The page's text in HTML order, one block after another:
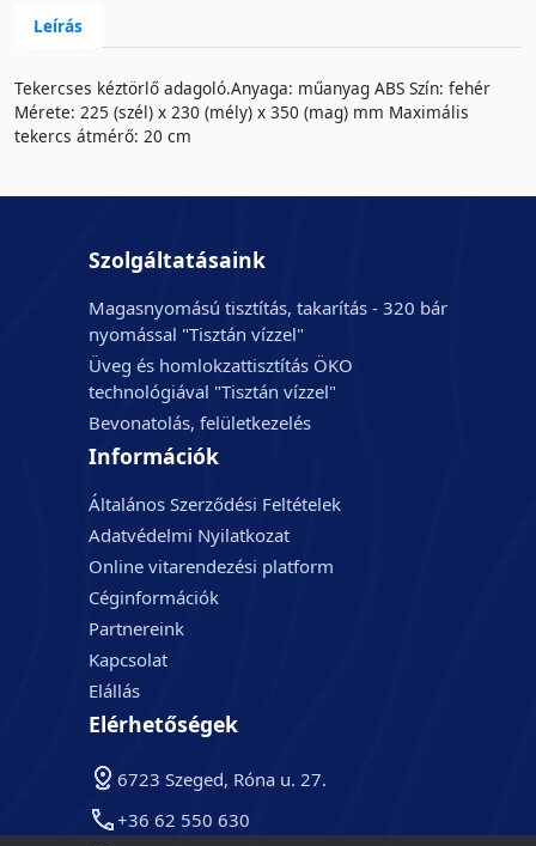
Leírás
Tekercses kéztörlő adagoló.Anyaga: műanyag ABS Szín: fehér
Mérete: 225 (szél) x 230 (mély) x 350 (mag) mm Maximális
tekercs átmérő: 20 cm
Szolgáltatásaink
Magasnyomású tisztítás, takarítás - 320 bár
nyomással "Tisztán vízzel"
Üveg és homlokzattisztítás ÖKO
technológiával "Tisztán vízzel"
Bevonatolás, felületkezelés
Információk
Általános Szerződési Feltételek
Adatvédelmi Nyilatkozat
Online vitarendezési platform
Céginformációk
Partnereink
Kapcsolat
Elállás
Elérhetőségek
6723 Szeged, Róna u. 27.
+36 62 550 630